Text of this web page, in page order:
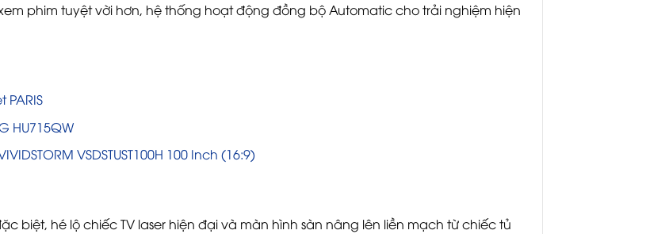
phim tuyệt vời hơn, hệ thống hoạt động đồng bộ Automatic cho trải nghiệm hiện
PARIS
HU715QW
VSDSTUST100H 100 Inch (16:9)
biệt, hé lộ chiếc TV laser hiện đại và màn hình sàn nâng lên liền mạch từ chiếc tủ